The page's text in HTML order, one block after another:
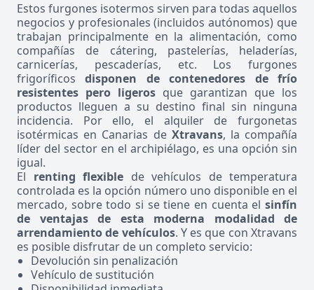
Estos furgones isotermos sirven para todas aquellos
negocios y profesionales (incluidos autónomos) que
trabajan principalmente en la alimentación, como
compañías de cátering, pastelerías, heladerías,
carnicerías, pescaderías, etc. Los furgones
frigoríficosdisponen de contenedores de frío
resistentes pero ligeros que garantizan que los
productos lleguen a su destino final sin ninguna
incidencia. Por ello, el alquiler de furgonetas
isotérmicas en Canarias de Xtravans, la compañía
líder del sector en el archipiélago, es una opción sin
igual.
El renting flexible de vehículos de temperatura
controlada es la opción número uno disponible en el
mercado, sobre todo si se tiene en cuenta el sinfín
de ventajas de esta moderna modalidad de
arrendamiento de vehículos. Y es que con Xtravans
es posible disfrutar de un completo servicio:
Devolución sin penalización
Vehículo de sustitución